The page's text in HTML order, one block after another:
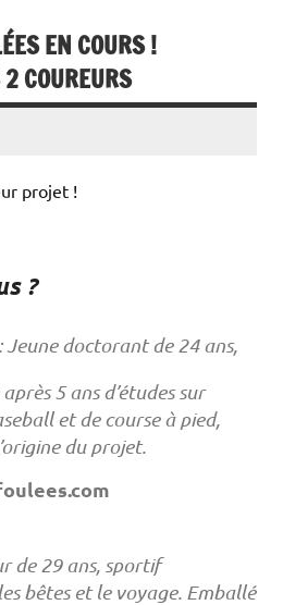
EN COURS !
COUREURS
projet !
?
Jeune doctorant de 24 ans,
5 ans d’études sur
et de course à pied,
du projet.
de 29 ans, sportif
bêtes et le voyage. Emballé